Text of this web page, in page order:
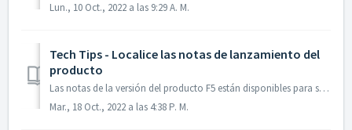
Lun., 10 Oct., 2022 a las 9:29 A. M.
Tech Tips - Localice las notas de lanzamiento del
producto
Las notas de la versión del producto F5 están disponibles para su revisión en AskF5, la documentación de NGINX y F5 Cloud Docs. Para una breve demostración,...
Mar., 18 Oct., 2022 a las 4:38 P. M.